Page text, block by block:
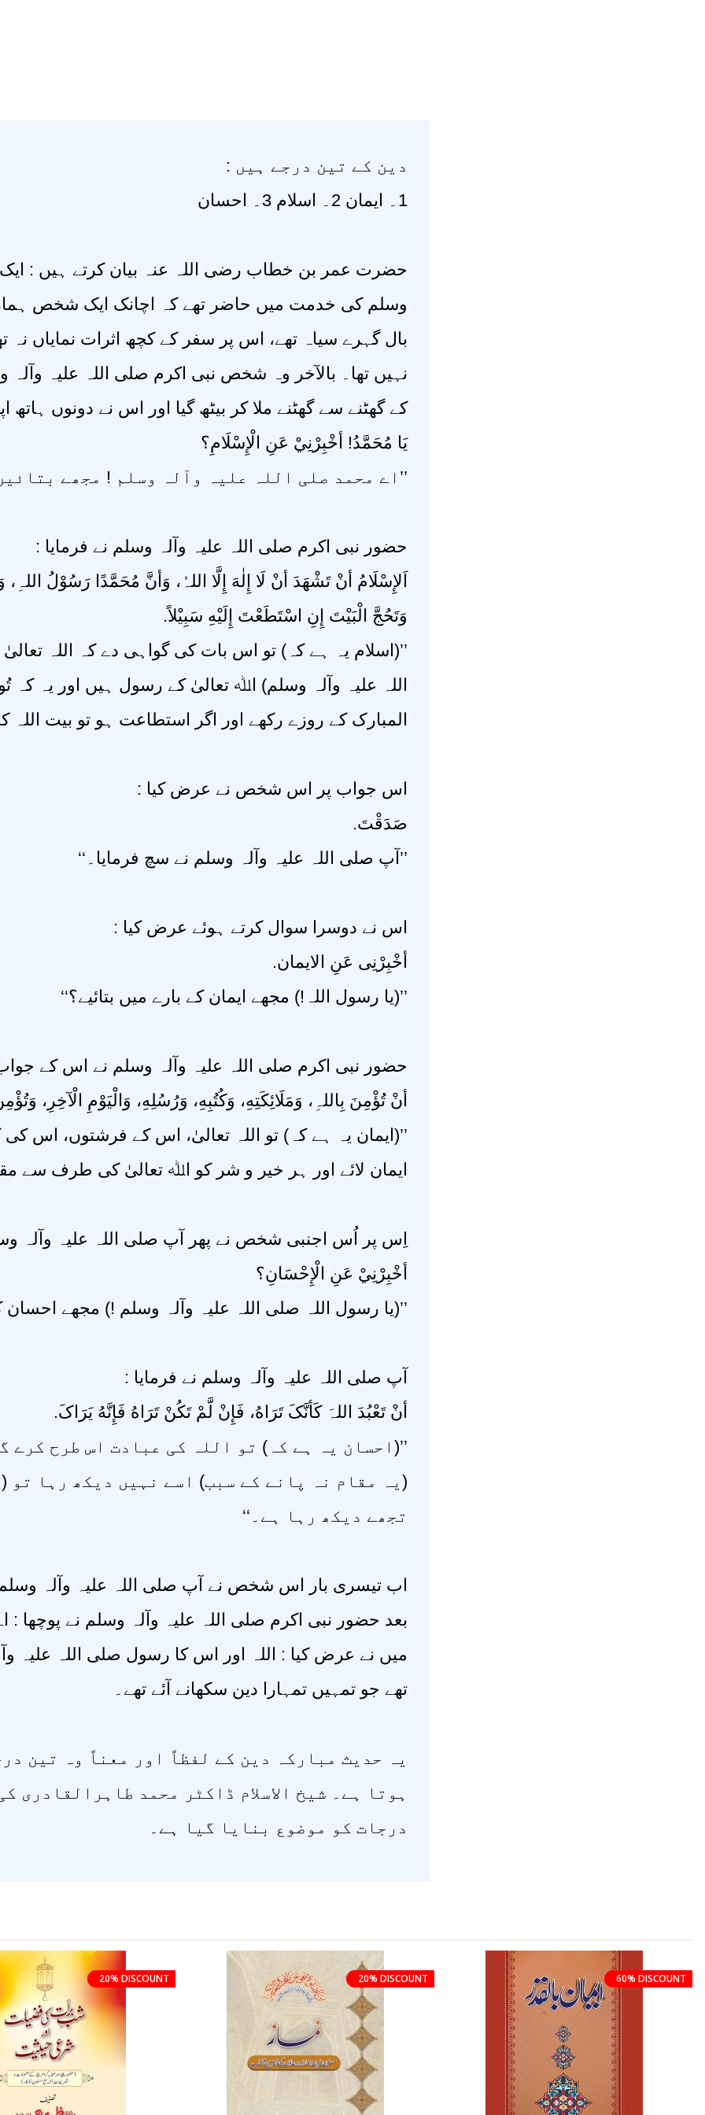
دین کے تین درجے ہیں :
1۔ ایمان 2۔ اسلام 3۔ احسان
حضرت عمر بن خطاب رضی اللہ عنہ بیان کرتے ہیں : ایک
وسلم کی خدمت میں حاضر تھے کہ اچانک ایک شخص
بال گہرے سیاہ تھے، اس پر سفر کے کچھ اثرات نمایاں نہ
نہیں تھا۔ بالآخر وہ شخص نبی اکرم صلی اللہ علیہ
کے گھٹنے سے گھٹنے ملا کر بیٹھ گیا اور اس نے دونوں
يَا مُحَمَّدُ! أخْبِرْنِيْ عَنِ الْإِسْلَامِ؟
’’اے محمد صلی اللہ علیہ وآلہ وسلم ! مجھے بتائیں
حضور نبی اکرم صلی اللہ علیہ وآلہ وسلم نے فرمایا :
اَلإِسْلَامُ أنْ تَشْهَدَ أنْ لَا إِلٰهَ إِلَّا اللہُ، وَأنَّ مُحَمَّدًا رَسُوْلُ
وَتَحُجَّ الْبَيْتَ إِنِ اسْتَطَعْتَ إِلَيْهِ سَبِيْلاً.
’’(اسلام یہ ہے کہ) تو اس بات کی گواہی دے کہ اللہ
اللہ علیہ وآلہ وسلم) اﷲ تعالیٰ کے رسول ہیں اور یہ کہ
المبارک کے روزے رکھے اور اگر استطاعت ہو تو بیت اللہ
اس جواب پر اس شخص نے عرض کیا :
صَدَقْتَ.
’’آپ صلی اللہ علیہ وآلہ وسلم نے سچ فرمایا۔‘‘
اس نے دوسرا سوال کرتے ہوئے عرض کیا :
أخْبِرْنِی عَنِ الايمان.
’’(یا رسول اللہ!) مجھے ایمان کے بارے میں بتائیے؟‘‘
حضور نبی اکرم صلی اللہ علیہ وآلہ وسلم نے اس کے
أنْ تُؤْمِنَ بِاللہِ، وَمَلَائِکَتِهِ، وَکُتُبِهِ، وَرُسُلِهِ، وَالْيَوْمِ الْآخِرِ،
’’(ایمان یہ ہے کہ) تو اللہ تعالیٰ، اس کے فرشتوں، اس
ایمان لائے اور ہر خیر و شر کو اﷲ تعالیٰ کی طرف سے
اِس پر اُس اجنبی شخص نے پھر آپ صلی اللہ علیہ وآلہ
أخْبِرْنِيْ عَنِ الْإِحْسَانِ؟
’’(یا رسول اللہ صلی اللہ علیہ وآلہ وسلم !) مجھے احسان
آپ صلی اللہ علیہ وآلہ وسلم نے فرمایا :
أنْ تَعْبُدَ اللہَ کَأنَّکَ تَرَاهُ، فَإِنْ لَّمْ تَکُنْ تَرَاهُ فَإِنَّهُ يَرَاکَ.
’’(احسان یہ ہے کہ) تو اللہ کی عبادت اس طرح
(یہ مقام نہ پانے کے سبب) اسے نہیں دیکھ رہا تو
تجھے دیکھ رہا ہے۔‘‘
اب تیسری بار اس شخص نے آپ صلی اللہ علیہ وآلہ
بعد حضور نبی اکرم صلی اللہ علیہ وآلہ وسلم نے پوچھا :
میں نے عرض کیا : اللہ اور اس کا رسول صلی اللہ علیہ
تھے جو تمہیں تمہارا دین سکھانے آئے تھے۔
یہ حدیث مبارکہ دین کے لفظاً اور معناً وہ تین
ہوتا ہے۔ شیخ الاسلام ڈاکٹر محمد طاہرالقادری
درجات کو موضوع بنایا گیا ہے۔
20% DISCOUNT 20% DISCOUNT 60% DISCOUNT